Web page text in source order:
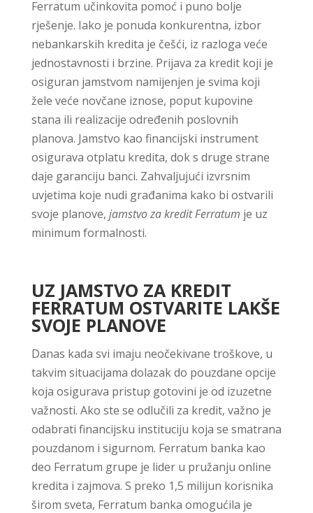
Ferratum učinkovita pomoć i puno bolje
rješenje. Iako je ponuda konkurentna, izbor
nebankarskih kredita je češći, iz razloga veće
jednostavnosti i brzine. Prijava za kredit koji je
osiguran jamstvom namijenjen je svima koji
žele veće novčane iznose, poput kupovine
stana ili realizacije određenih poslovnih
planova. Jamstvo kao financijski instrument
osigurava otplatu kredita, dok s druge strane
daje garanciju banci. Zahvaljujući izvrsnim
uvjetima koje nudi građanima kako bi ostvarili
svoje planove, jamstvo za kredit Ferratum je uz
minimum formalnosti.
UZ JAMSTVO ZA KREDIT
FERRATUM OSTVARITE LAKŠE
SVOJE PLANOVE
Danas kada svi imaju neočekivane troškove, u
takvim situacijama dolazak do pouzdane opcije
koja osigurava pristup gotovini je od izuzetne
važnosti. Ako ste se odlučili za kredit, važno je
odabrati financijsku instituciju koja se smatrana
pouzdanom i sigurnom. Ferratum banka kao
deo Ferratum grupe je lider u pružanju online
kredita i zajmova. S preko 1,5 milijun korisnika
širom sveta, Ferratum banka omogućila je